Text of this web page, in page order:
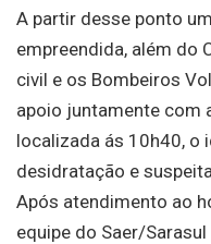
A partir desse ponto
empreendida, além do
civil e os Bombeiros
apoio juntamente com
localizada ás 10h40, o
desidratação e
Após atendimento ao
equipe do Saer/